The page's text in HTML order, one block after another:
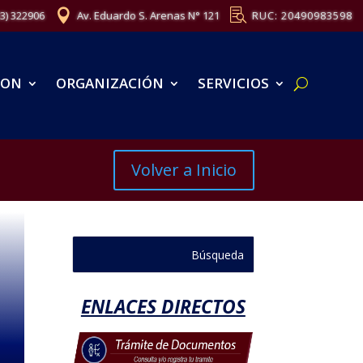
322906 Av. Eduardo S. Arenas N° 121 RUC: 20490983598
ORGANIZACIÓN SERVICIOS
Volver a Inicio
ENLACES DIRECTOS